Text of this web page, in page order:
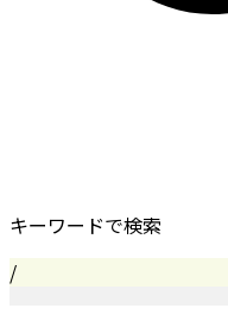
キーワードで検索
/